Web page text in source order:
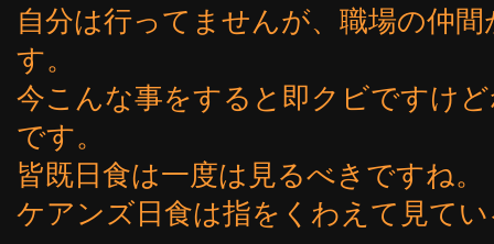
自分は行ってませんが、職場の仲
す。
今こんな事をすると即クビですけ
です。
皆既日食は一度は見るべきですね。
ケアンズ日食は指をくわえて見て